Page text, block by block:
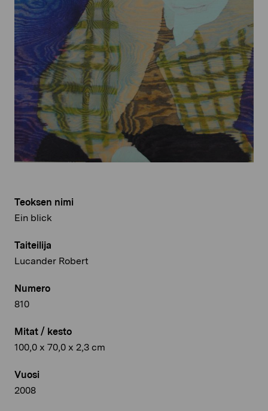
Teoksen nimi
Ein blick
Taiteilija
Lucander Robert
Numero
810
Mitat / kesto
100,0 x 70,0 x 2,3 cm
Vuosi
2008